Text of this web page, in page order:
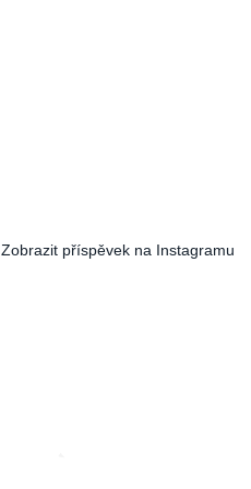
Zobrazit příspěvek na Instagramu